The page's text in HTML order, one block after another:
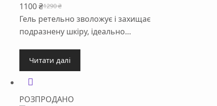
1290₴
Оригінальна
ціна:
1290 ₴.
1100₴
Поточна
ціна:
1100 ₴.
Гель ретельно зволожує і захищає
подразнену шкіру, ідеально…
Читати далі
РОЗПРОДАНО